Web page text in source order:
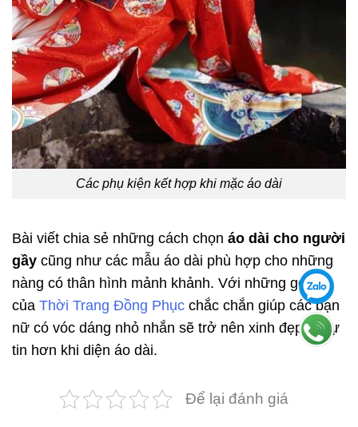
Các phụ kiện kết hợp khi mặc áo dài
Bài viết chia sẻ những cách chọn áo dài cho người
gầy cũng như các mẫu áo dài phù hợp cho những
nàng có thân hình mảnh khảnh. Với những gợi ý
của Thời Trang Đồng Phục chắc chắn giúp các bạn
nữ có vóc dáng nhỏ nhắn sẽ trở nên xinh đẹp và tự
tin hơn khi diện áo dài.
Để lại đánh giá